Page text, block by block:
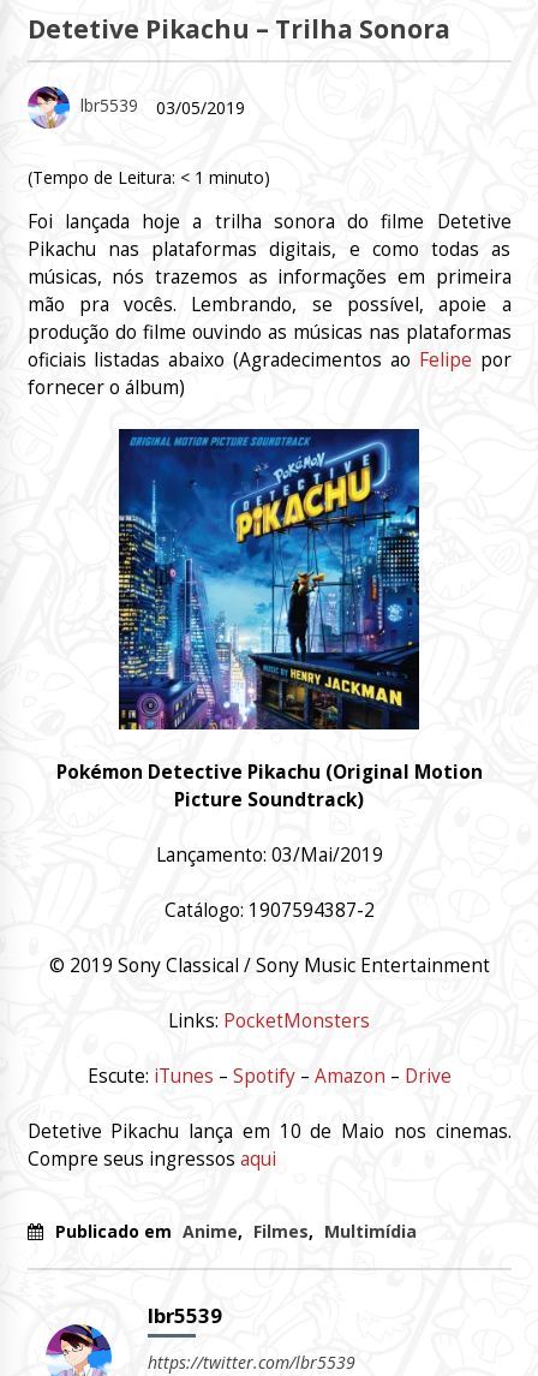
Detetive Pikachu – Trilha Sonora
lbr5539 03/05/2019
(Tempo de Leitura: < 1 minuto)
Foi lançada hoje a trilha sonora do filme Detetive
Pikachu nas plataformas digitais, e como todas as
músicas, nós trazemos as informações em primeira
mão pra vocês. Lembrando, se possível, apoie a
produção do filme ouvindo as músicas nas plataformas
oficiais listadas abaixo (Agradecimentos ao Felipe por
fornecer o álbum)
Pokémon Detective Pikachu (Original Motion
Picture Soundtrack)
Lançamento: 03/Mai/2019
Catálogo: 1907594387-2
© 2019 Sony Classical / Sony Music Entertainment
Links: PocketMonsters
Escute: iTunes – Spotify– Amazon – Drive
Detetive Pikachu lança em 10 de Maio nos cinemas.
Compre seus ingressos aqui
Publicado em Anime, Filmes, Multimídia
lbr5539
https://twitter.com/lbr5539